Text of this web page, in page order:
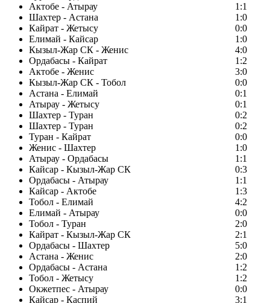
Актобе - Атырау
1:1
Шахтер - Астана
1:0
Кайрат - Жетысу
0:0
Елимай - Кайсар
1:0
Кызыл-Жар СК - Женис
4:0
Ордабасы - Кайрат
1:2
Актобе - Женис
3:0
Кызыл-Жар СК - Тобол
0:0
Астана - Елимай
0:1
Атырау - Жетысу
0:1
Шахтер - Туран
0:2
Шахтер - Туран
0:2
Туран - Кайрат
0:0
Женис - Шахтер
1:0
Атырау - Ордабасы
1:1
Кайсар - Кызыл-Жар СК
0:3
Ордабасы - Атырау
1:1
Кайсар - Актобе
1:3
Тобол - Елимай
4:2
Елимай - Атырау
0:0
Тобол - Туран
2:0
Кайрат - Кызыл-Жар СК
2:1
Ордабасы - Шахтер
5:0
Астана - Женис
2:0
Ордабасы - Астана
1:2
Тобол - Жетысу
1:2
Окжетпес - Атырау
0:0
Кайсар - Каспий
3:1